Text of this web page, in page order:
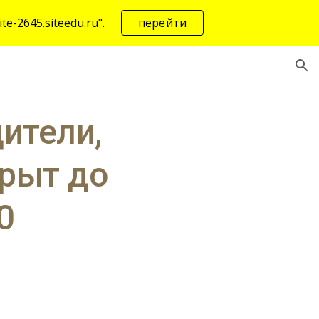
2645.siteedu.ru". перейти
до